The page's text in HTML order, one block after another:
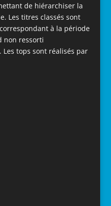
de hiérarchiser la
Les titres classés sont
à la période
non ressorti
Les tops sont réalisés par